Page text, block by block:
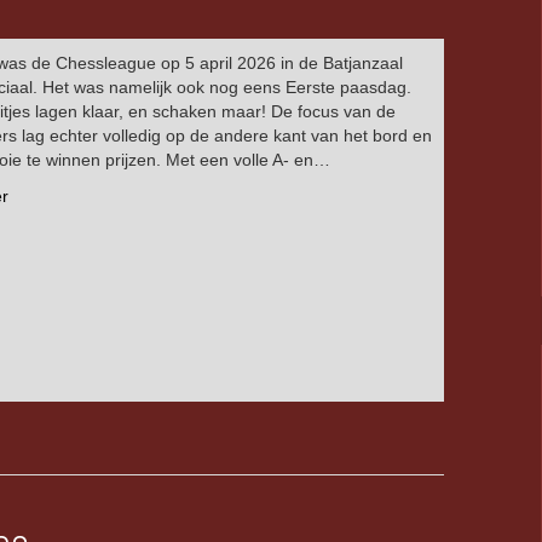
de Chessleague op 5 april 2026 in de Batjanzaal
Het was namelijk ook nog eens Eerste paasdag.
lagen klaar, en schaken maar! De focus van de
lag echter volledig op de andere kant van het bord en
te winnen prijzen. Met een volle A- en…